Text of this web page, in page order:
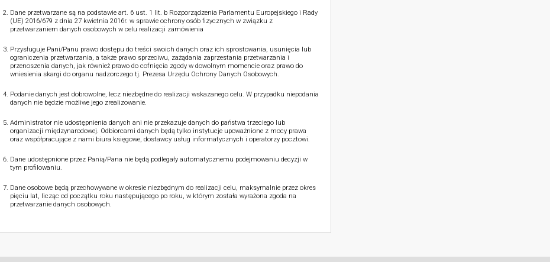
Dane przetwarzane są na podstawie art. 6 ust. 1 lit. b Rozporządzenia Parlamentu Europejskiego i Rady
(UE) 2016/679 z dnia 27 kwietnia 2016r. w sprawie ochrony osób fizycznych w związku z
przetwarzaniem danych osobowych w celu realizacji zamówienia
Przysługuje Pani/Panu prawo dostępu do treści swoich danych oraz ich sprostowania, usunięcia lub
ograniczenia przetwarzania, a także prawo sprzeciwu, zażądania zaprzestania przetwarzania i
przenoszenia danych, jak również prawo do cofnięcia zgody w dowolnym momencie oraz prawo do
wniesienia skargi do organu nadzorczego tj. Prezesa Urzędu Ochrony Danych Osobowych.
Podanie danych jest dobrowolne, lecz niezbędne do realizacji wskazanego celu. W przypadku niepodania
danych nie będzie możliwe jego zrealizowanie.
Administrator nie udostępnienia danych ani nie przekazuje danych do państwa trzeciego lub
organizacji międzynarodowej. Odbiorcami danych będą tylko instytucje upoważnione z mocy prawa
oraz współpracujące z nami biura księgowe, dostawcy usług informatycznych i operatorzy pocztowi.
Dane udostępnione przez Panią/Pana nie będą podlegały automatycznemu podejmowaniu decyzji w
tym profilowaniu.
Dane osobowe będą przechowywane w okresie niezbędnym do realizacji celu, maksymalnie przez okres
pięciu lat, licząc od początku roku następującego po roku, w którym została wyrażona zgoda na
przetwarzanie danych osobowych.